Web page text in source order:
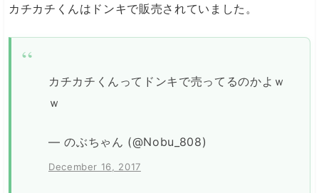
カチカチくんはドンキで販売されていました。
カチカチくんってドンキで売ってるのかよｗ
ｗ
— のぶちゃん (@Nobu_808)
December 16, 2017